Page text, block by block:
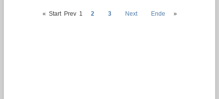
« Start Prev 1 2 3 Next Ende »